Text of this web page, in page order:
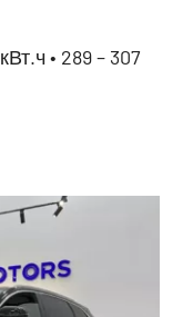
• 289 – 307